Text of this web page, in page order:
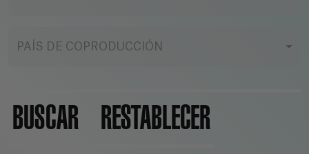
PAÍS DE COPRODUCCIÓN
BUSCAR RESTABLECER